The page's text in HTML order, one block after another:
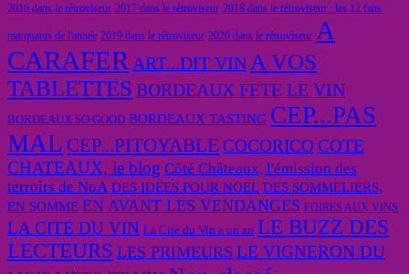
2016 dans le rétroviseur 2017 dans le rétroviseur 2018 dans le rétroviseur : les 12 faits
marquants de l'année 2019 dans le rétroviseur 2020 dans le rétroviseur A
CARAFER ART...DIT VIN A VOS
TABLETTES BORDEAUX FETE LE VIN
BORDEAUX SO GOOD BORDEAUX TASTING CEP...PAS
MAL CEP...PITOYABLE COCORICO COTE
CHATEAUX, le blog Côté Châteaux, l'émission des
terroirs de NoA DES IDEES POUR NOEL DES SOMMELIERS,
EN SOMME EN AVANT LES VENDANGES FOIRES AUX VINS
LA CITE DU VIN La Cité du Vin a un an LE BUZZ DES
LECTEURS LES PRIMEURS LE VIGNERON DU